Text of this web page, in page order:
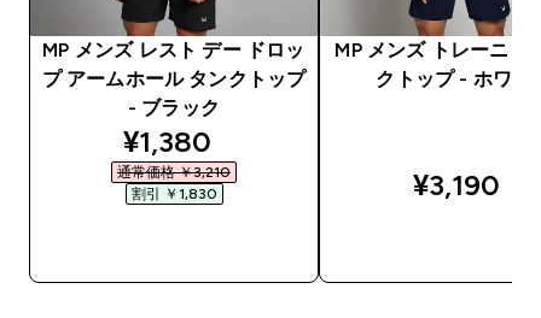
MP メンズ レスト デー ドロッ
プ アームホール タンクトップ
- ブラック
discounted price
¥1,380‎
通常価格 ￥3,210‎
割引 ￥1,830‎
MP メンズ トレーニン
クトップ - ホワイ
¥3,190‎